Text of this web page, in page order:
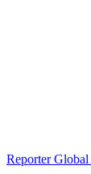
Reporter Global